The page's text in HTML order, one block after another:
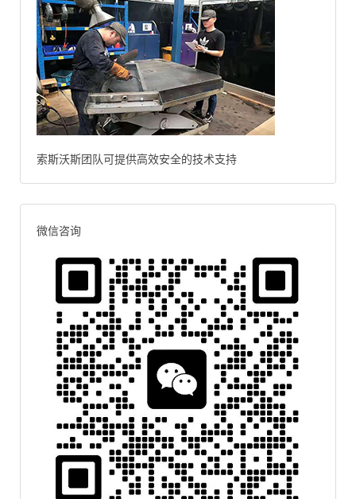
索斯沃斯团队可提供高效安全的技术支持
微信咨询